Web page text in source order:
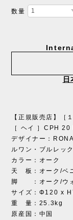
数量
【正規販売店】［
［ ヘイ ］CPH
デザイナー：
ルワン・ブルレック
カラー：オーク
天 板：オーク/ベ
脚 ：オーク/ウォ
サイズ：Φ120 x
重 量：25.3kg
原産国：中国